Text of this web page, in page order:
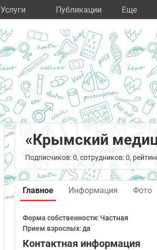
Услуги Публикации Eще
«Крымский
Подписчиков: 0, сотрудников: 0,
Главное Информация Фото
Форма собственности: Частная
Прием взрослых: да
Контактная информация